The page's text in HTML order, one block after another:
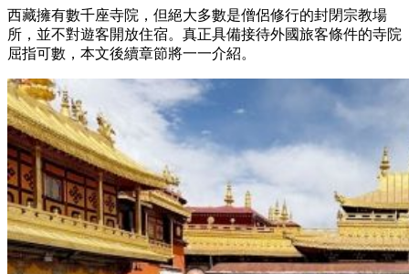
西藏擁有數千座寺院，但絕大多數是僧侶修行的封閉宗教場
所，並不對遊客開放住宿。真正具備接待外國旅客條件的寺院
屈指可數，本文後續章節將一一介紹。